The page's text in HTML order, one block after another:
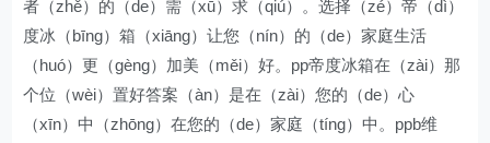
者（zhě）的（de）需（xū）求（qiú）。选择（zé）帝（dì）
度冰（bīng）箱（xiāng）让您（nín）的（de）家庭生活
（huó）更（gèng）加美（měi）好。pp帝度冰箱在（zài）那
个位（wèi）置好答案（àn）是在（zài）您的（de）心
（xīn）中（zhōng）在您的（de）家庭（tíng）中。ppb维